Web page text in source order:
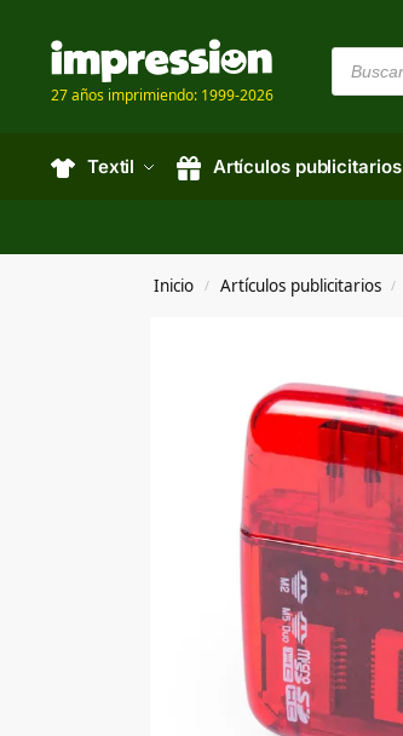
27 años imprimiendo: 1999-2026
Textil Artículos publicitarios
Inicio / Artículos publicitarios /